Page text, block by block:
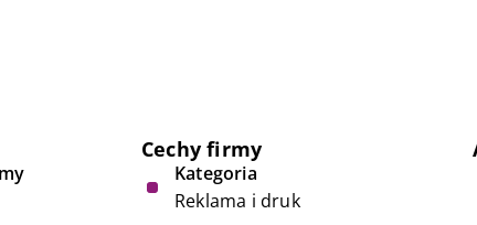
Cechy firmy
Kategoria
Reklama i druk